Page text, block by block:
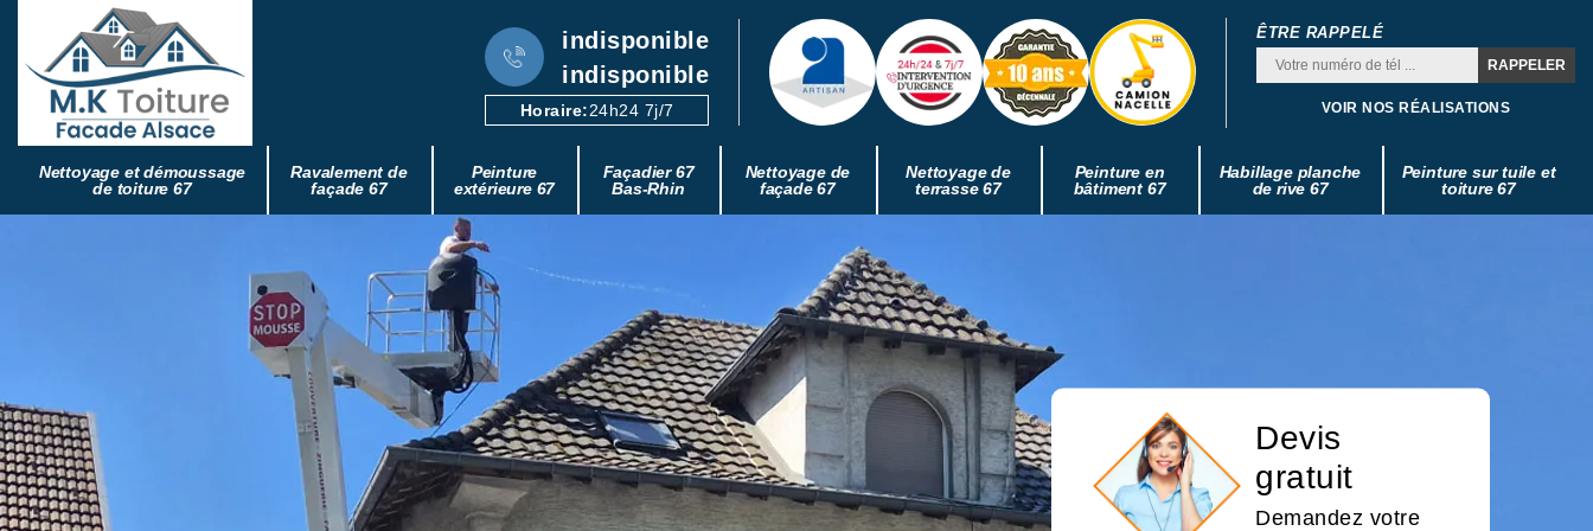
indisponible
indisponible
Horaire:24h24 7j/7
ÊTRE RAPPELÉ
VOIR NOS RÉALISATIONS
Nettoyage et démoussage
de toiture 67
Ravalement de
façade 67
Peinture
extérieure 67
Façadier 67
Bas-Rhin
Nettoyage de
façade 67
Nettoyage de
terrasse 67
Peinture en
bâtiment 67
Habillage planche
de rive 67
Peinture sur tuile et
toiture 67
Devis
gratuit
Demandez votre